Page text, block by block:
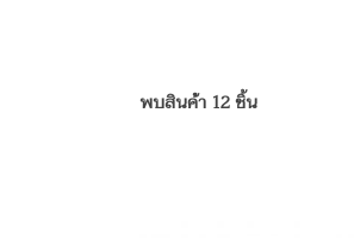
พบสินค้า 12 ชิ้น